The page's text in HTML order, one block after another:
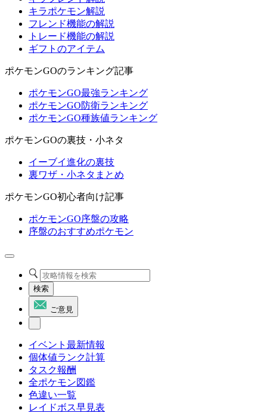
キラポケモン解説
フレンド機能の解説
トレード機能の解説
ギフトのアイテム
ポケモンGOのランキング記事
ポケモンGO最強ランキング
ポケモンGO防衛ランキング
ポケモンGO種族値ランキング
ポケモンGOの裏技・小ネタ
イーブイ進化の裏技
裏ワザ・小ネタまとめ
ポケモンGO初心者向け記事
ポケモンGO序盤の攻略
序盤のおすすめポケモン
検索
ご意見
イベント最新情報
個体値ランク計算
タスク報酬
全ポケモン図鑑
色違い一覧
レイドボス早見表